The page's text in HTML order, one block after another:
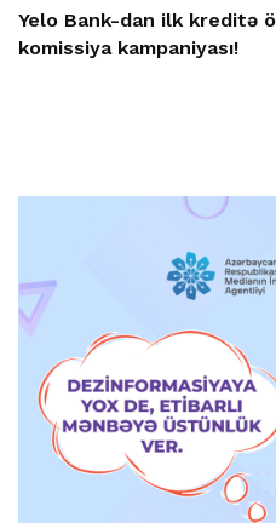
Yelo Bank-dan ilk kreditə
komissiya kampaniyası!